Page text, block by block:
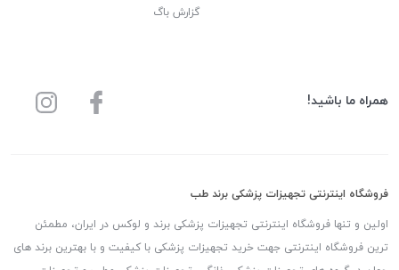
گزارش باگ
همراه ما باشید!
فروشگاه اینترنتی تجهیزات پزشکی برند طب
اولین و تنها فروشگاه اینترنتی تجهیزات پزشکی برند و لوکس در ایران، مطمئن
ترین فروشگاه اینترنتی جهت خرید تجهیزات پزشکی با کیفیت و با بهترین برند های